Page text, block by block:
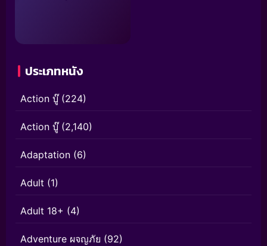
ประเภทหนัง
Action บู๊(224)
Action บู๊(2,140)
Adaptation (6)
Adult (1)
Adult 18+ (4)
Adventure ผจญภัย (92)